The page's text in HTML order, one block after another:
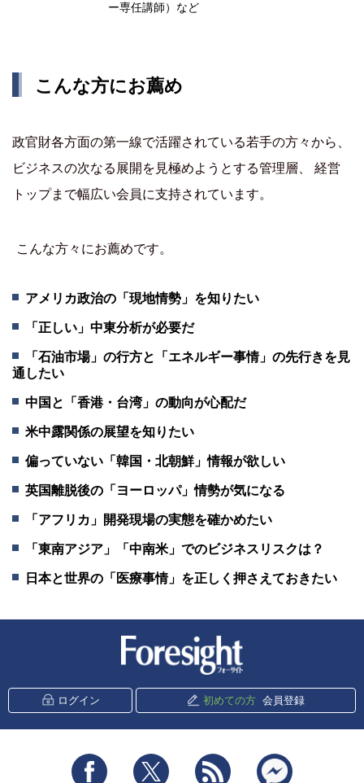
ー専任講師）など
こんな方にお薦め
政官財各方面の第一線で活躍されている若手の方々から、
ビジネスの次なる展開を見極めようとする管理層、 経営
トップまで幅広い会員に支持されています。
こんな方々にお薦めです。
アメリカ政治の「現地情勢」を知りたい
「正しい」中東分析が必要だ
「石油市場」の行方と「エネルギー事情」の先行きを見
通したい
中国と「香港・台湾」の動向が心配だ
米中露関係の展望を知りたい
偏っていない「韓国・北朝鮮」情報が欲しい
英国離脱後の「ヨーロッパ」情勢が気になる
「アフリカ」開発現場の実態を確かめたい
「東南アジア」「中南米」でのビジネスリスクは？
日本と世界の「医療事情」を正しく押さえておきたい
ログイン 初めての方 会員登録
Facebook Twitter RSS